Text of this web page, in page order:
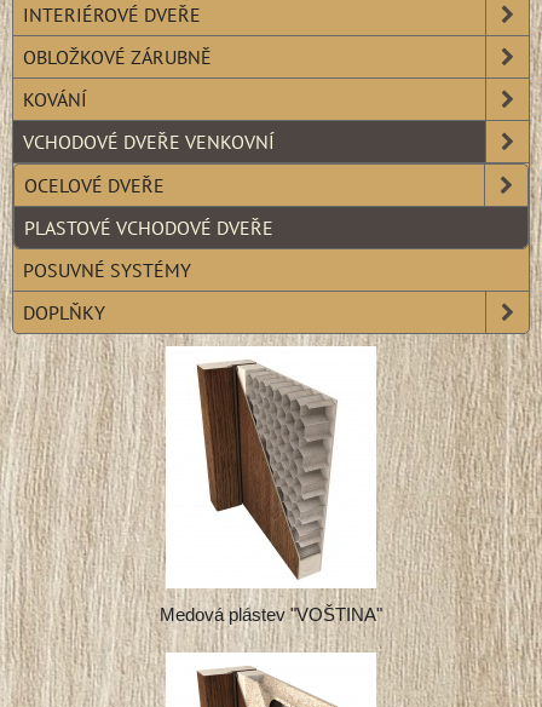
INTERIÉROVÉ DVEŘE
OBLOŽKOVÉ ZÁRUBNĚ
KOVÁNÍ
VCHODOVÉ DVEŘE VENKOVNÍ
OCELOVÉ DVEŘE
PLASTOVÉ VCHODOVÉ DVEŘE
POSUVNÉ SYSTÉMY
DOPLŇKY
Medová plástev "VOŠTINA"